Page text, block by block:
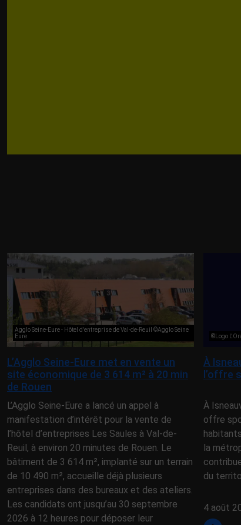
Agglo Seine-Eure - Hôtel d'entreprise de Val-de-Reuil ©Agglo Seine
Eure
L’Agglo Seine-Eure met en vente un
site économique de 3 614 m² à 20 min
de Rouen
L’Agglo Seine-Eure a lancé un appel à
manifestation d’intérêt pour la vente de
l’hôtel d’entreprises Les Saules à Val-de-
Reuil, à environ 20 minutes de Rouen. Le
bâtiment de 3 614 m², implanté sur un terrain
de 10 490 m², accueille déjà plusieurs
entreprises dans des bureaux et des ateliers.
Les candidats ont jusqu’au 30 septembre
2026 à 12 heures pour déposer leur
©Logo
À
l’offre
À
offre
la
du
4 août